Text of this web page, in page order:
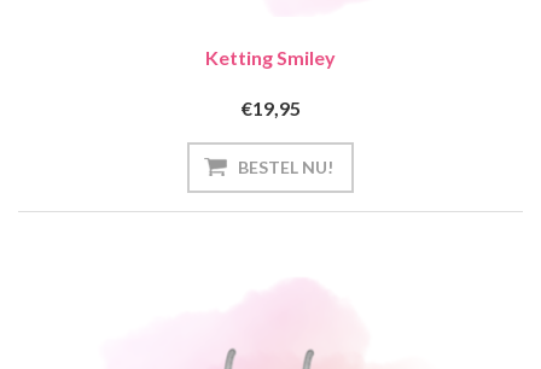
Ketting Smiley
€19,95